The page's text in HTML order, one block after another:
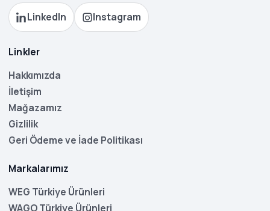
LinkedIn Instagram
Linkler
Hakkımızda
İletişim
Mağazamız
Gizlilik
Geri Ödeme ve İade Politikası
Markalarımız
WEG Türkiye Ürünleri
WAGO Türkiye Ürünleri